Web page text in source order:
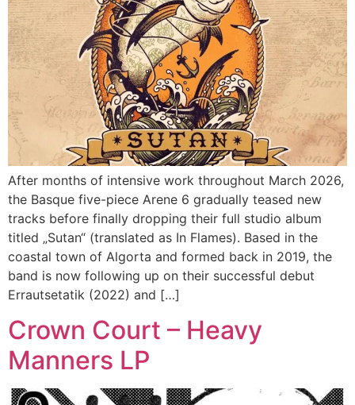
After months of intensive work throughout March 2026,
the Basque five-piece Arene 6 gradually teased new
tracks before finally dropping their full studio album
titled „Sutan“ (translated as In Flames). Based in the
coastal town of Algorta and formed back in 2019, the
band is now following up on their successful debut
Errautsetatik (2022) and […]
Crown Court – Heavy
Manners LP